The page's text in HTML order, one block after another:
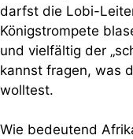
darfst die Lobi-
Königstrompete
und vielfältig der
kannst fragen, was
wolltest.
Wie bedeutend